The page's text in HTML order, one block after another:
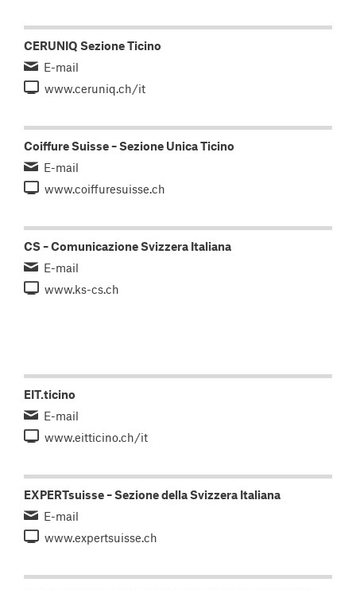
CERUNIQ Sezione Ticino
E-mail
www.ceruniq.ch/it
Coiffure Suisse – Sezione Unica Ticino
E-mail
www.coiffuresuisse.ch
CS – Comunicazione Svizzera Italiana
E-mail
www.ks-cs.ch
EIT.ticino
E-mail
www.eitticino.ch/it
EXPERTsuisse – Sezione della Svizzera Italiana
E-mail
www.expertsuisse.ch